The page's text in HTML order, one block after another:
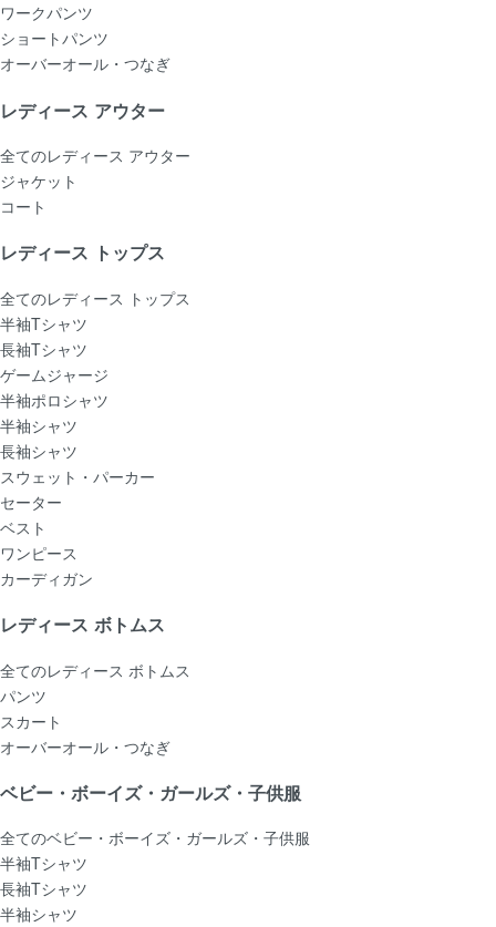
ワークパンツ
ショートパンツ
オーバーオール・つなぎ
レディース アウター
全てのレディース アウター
ジャケット
コート
レディース トップス
全てのレディース トップス
半袖Tシャツ
長袖Tシャツ
ゲームジャージ
半袖ポロシャツ
半袖シャツ
長袖シャツ
スウェット・パーカー
セーター
ベスト
ワンピース
カーディガン
レディース ボトムス
全てのレディース ボトムス
パンツ
スカート
オーバーオール・つなぎ
ベビー・ボーイズ・ガールズ・子供服
全てのベビー・ボーイズ・ガールズ・子供服
半袖Tシャツ
長袖Tシャツ
半袖シャツ